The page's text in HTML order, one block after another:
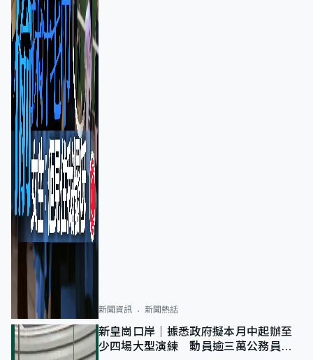
新聞資訊 新聞熱話
新皇崗口岸｜據悉政府擬本月中起辦至
少四場大型演練 動員逾三萬公務員人